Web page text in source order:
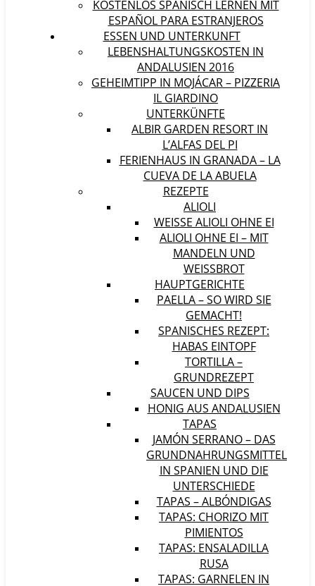
KOSTENLOS SPANISCH LERNEN MIT
ESPAÑOL PARA ESTRANJEROS
ESSEN UND UNTERKUNFT
LEBENSHALTUNGSKOSTEN IN
ANDALUSIEN 2016
GEHEIMTIPP IN MOJÁCAR – PIZZERIA
IL GIARDINO
UNTERKÜNFTE
ALBIR GARDEN RESORT IN
L’ALFAS DEL PI
FERIENHAUS IN GRANADA – LA
CUEVA DE LA ABUELA
REZEPTE
ALIOLI
WEISSE ALIOLI OHNE EI
ALIOLI OHNE EI – MIT
MANDELN UND
WEISSBROT
HAUPTGERICHTE
PAELLA – SO WIRD SIE
GEMACHT!
SPANISCHES REZEPT:
HABAS EINTOPF
TORTILLA –
GRUNDREZEPT
SAUCEN UND DIPS
HONIG AUS ANDALUSIEN
TAPAS
JAMÓN SERRANO – DAS
GRUNDNAHRUNGSMITTEL
IN SPANIEN UND DIE
UNTERSCHIEDE
TAPAS – ALBÓNDIGAS
TAPAS: CHORIZO MIT
PIMIENTOS
TAPAS: ENSALADILLA
RUSA
TAPAS: GARNELEN IN